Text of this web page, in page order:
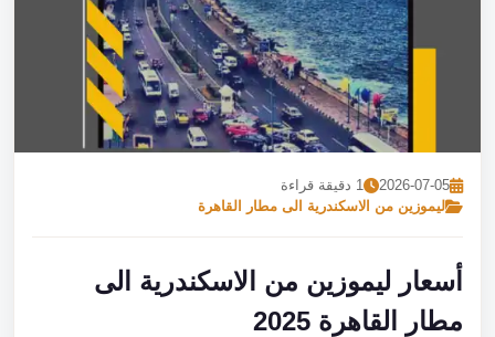
2026-07-05
1 دقيقة قراءة
ليموزين من الاسكندرية الى مطار القاهرة
أسعار ليموزين من الاسكندرية الى
مطار القاهرة 2025